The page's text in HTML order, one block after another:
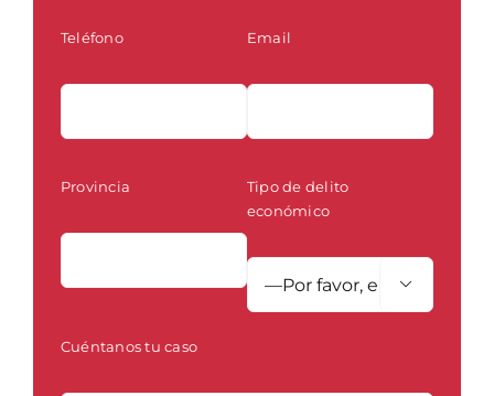
Teléfono Email
Provincia
Tipo de delito
económico

Cuéntanos tu caso